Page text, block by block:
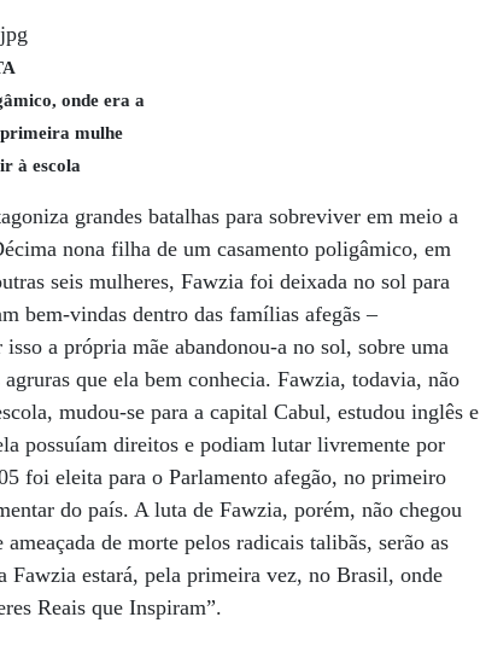
onde era a
mulhe
à escola
grandes batalhas para sobreviver em meio a
nona filha de um casamento poligâmico, em
seis mulheres, Fawzia foi deixada no sol para
bem-vindas dentro das famílias afegãs –
a própria mãe abandonou-a no sol, sobre uma
que ela bem conhecia. Fawzia, todavia, não
mudou-se para a capital Cabul, estudou inglês e
possuíam direitos e podiam lutar livremente por
foi eleita para o Parlamento afegão, no primeiro
do país. A luta de Fawzia, porém, não chegou
de morte pelos radicais talibãs, serão as
Fawzia estará, pela primeira vez, no Brasil, onde
Reais que Inspiram”.